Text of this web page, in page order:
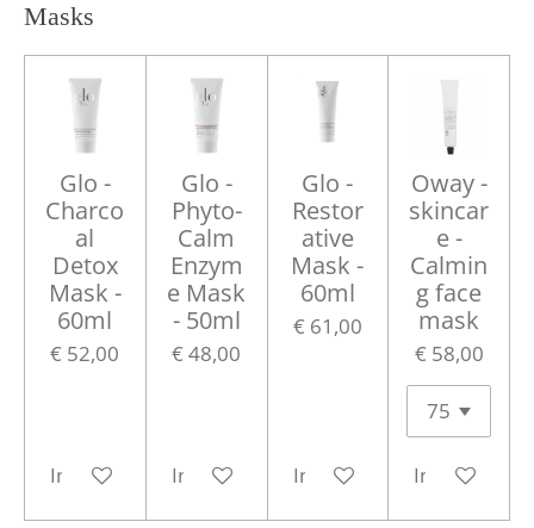
Masks
Glo -
Charco
al
Detox
Mask -
60ml
€ 52,00
In winkelwagen
Glo -
Phyto-
Calm
Enzym
e Mask
- 50ml
€ 48,00
In winkelwagen
Glo -
Restor
ative
Mask -
60ml
€ 61,00
In winkelwagen
Oway -
skincar
e -
Calmin
g face
mask
€ 58,00
In